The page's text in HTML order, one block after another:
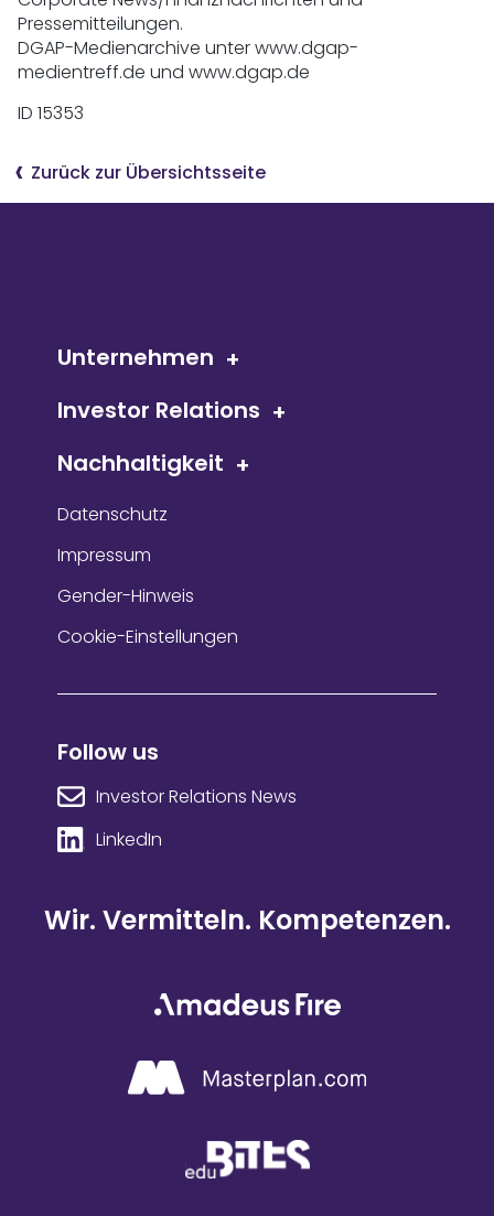
Pressemitteilungen.
DGAP-Medienarchive unter www.dgap-
medientreff.de und www.dgap.de
ID 15353
Zurück zur Übersichtsseite
Unternehmen
Investor Relations
Nachhaltigkeit
Follow us
Investor Relations News
LinkedIn
Wir. Vermitteln. Kompetenzen.
Datenschutz
Impressum
Gender-Hinweis
Cookie-Einstellungen